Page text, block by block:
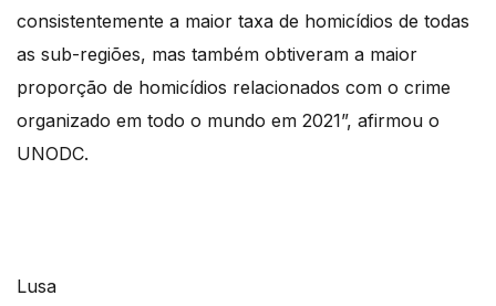
consistentemente a maior taxa de homicídios de todas
as sub-regiões, mas também obtiveram a maior
proporção de homicídios relacionados com o crime
organizado em todo o mundo em 2021”, afirmou o
UNODC.
Lusa